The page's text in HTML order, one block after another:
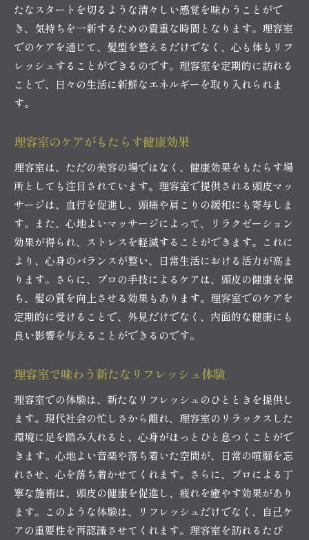
たなスタートを切るような清々しい感覚を味わうことがで
き、気持ちを一新するための貴重な時間となります。理容室
でのケアを通じて、髪型を整えるだけでなく、心も体もリフ
レッシュすることができるのです。理容室を定期的に訪れる
ことで、日々の生活に新鮮なエネルギーを取り入れられま
す。
理容室のケアがもたらす健康効果
理容室は、ただの美容の場ではなく、健康効果をもたらす場
所としても注目されています。理容室で提供される頭皮マッ
サージは、血行を促進し、頭痛や肩こりの緩和にも寄与しま
す。また、心地よいマッサージによって、リラクゼーション
効果が得られ、ストレスを軽減することができます。これに
より、心身のバランスが整い、日常生活における活力が高ま
ります。さらに、プロの手技によるケアは、頭皮の健康を保
ち、髪の質を向上させる効果もあります。理容室でのケアを
定期的に受けることで、外見だけでなく、内面的な健康にも
良い影響を与えることができるのです。
理容室で味わう新たなリフレッシュ体験
理容室での体験は、新たなリフレッシュのひとときを提供し
ます。現代社会の忙しさから離れ、理容室のリラックスした
環境に足を踏み入れると、心身がほっとひと息つくことがで
きます。心地よい音楽や落ち着いた空間が、日常の喧騒を忘
れさせ、心を落ち着かせてくれます。さらに、プロによる丁
寧な施術は、頭皮の健康を促進し、疲れを癒やす効果があり
ます。このような体験は、リフレッシュだけでなく、自己ケ
アの重要性を再認識させてくれます。理容室を訪れるたび